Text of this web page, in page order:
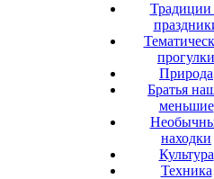
Традиции
прогулки
Природа
Братья
меньшие
находки
Культура
Техника